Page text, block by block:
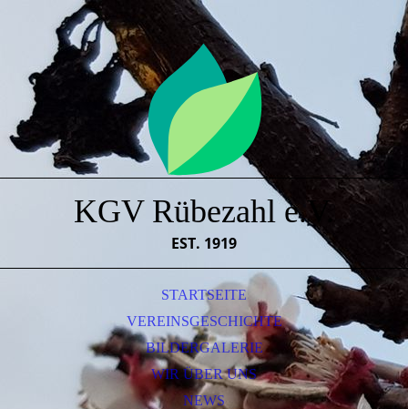
KGV Rübezahl e.V.
EST. 1919
STARTSEITE
VEREINSGESCHICHTE
BILDERGALERIE
WIR ÜBER UNS
NEWS